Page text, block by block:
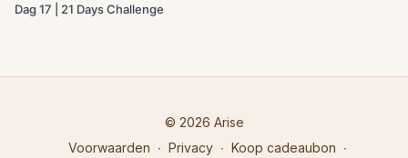
Dag 17 | 21 Days Challenge
© 2026 Arise
Voorwaarden ∙ Privacy ∙ Koop cadeaubon ∙